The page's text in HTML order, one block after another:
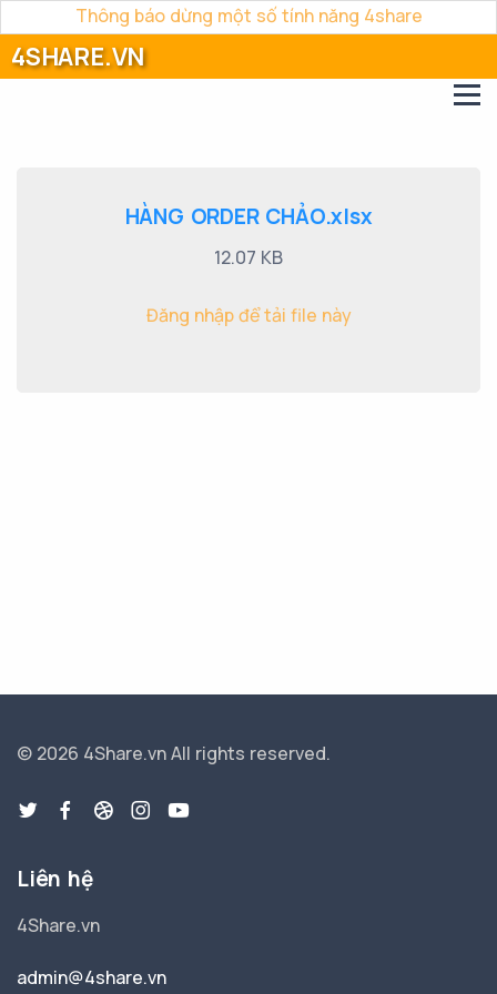
Thông báo dừng một số tính năng 4share
4SHARE.VN
HÀNG ORDER CHẢO.xlsx
12.07 KB
Đăng nhập để tải file này
© 2026 4Share.vnAll rights reserved.
Liên hệ
4Share.vn
admin@4share.vn